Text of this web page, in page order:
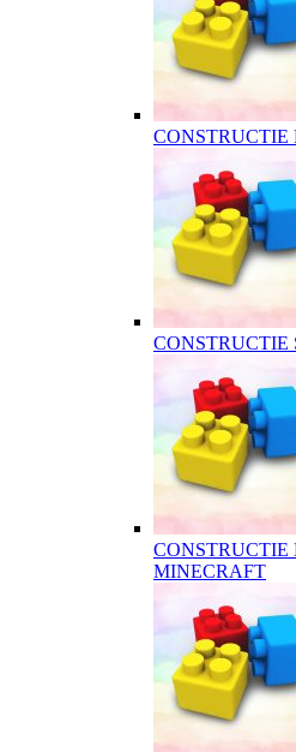
CONSTRUCTIE
CONSTRUCTIE
MINECRAFT